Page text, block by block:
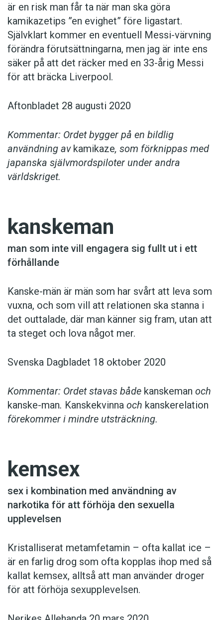
är en risk man får ta när man ska göra
kamikazetips ”en evighet” före ligastart.
Självklart kommer en eventuell Messi-värvning
förändra förutsättningarna, men jag är inte ens
säker på att det räcker med en 33-årig Messi
för att bräcka Liverpool.
Aftonbladet 28 augusti 2020
Kommentar: Ordet bygger på en bildlig
användning av kamikaze, som förknippas med
japanska självmordspiloter under andra
världskriget.
kanskeman
man som inte vill engagera sig fullt ut i ett
förhållande
Kanske-män är män som har svårt att leva som
vuxna, och som vill att relationen ska stanna i
det outtalade, där man känner sig fram, utan att
ta steget och lova något mer.
Svenska Dagbladet 18 oktober 2020
Kommentar: Ordet stavas både kanskeman och
kanske-man. Kanskekvinna och kanskerelation
förekommer i mindre utsträckning.
kemsex
sex i kombination med användning av
narkotika för att förhöja den sexuella
upplevelsen
Kristalliserat metamfetamin – ofta kallat ice –
är en farlig drog som ofta kopplas ihop med så
kallat kemsex, alltså att man använder droger
för att förhöja sexupplevelsen.